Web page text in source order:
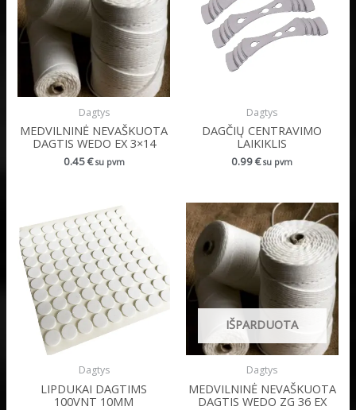
Dagtys
MEDVILNINĖ NEVAŠKUOTA
DAGTIS WEDO EX 3×14
0.45€ su pvm
Dagtys
DAGČIŲ CENTRAVIMO
LAIKIKLIS
0.99€ su pvm
Dagtys
LIPDUKAI DAGTIMS
100VNT 10MM
IŠPARDUOTA
Dagtys
MEDVILNINĖ NEVAŠKUOTA
DAGTIS WEDO ZG 36 EX